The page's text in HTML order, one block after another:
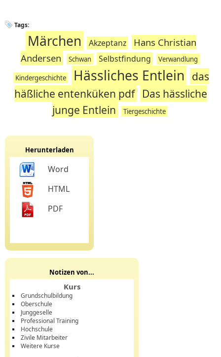
Tags:
Märchen Akzeptanz
Hans Christian
Andersen
Schwan Selbstfindung Verwandlung
Kindergeschichte Hässliches Entlein das
häßliche entenküken pdf
Das hässliche
junge Entlein
Tiergeschichte
Herunterladen
Word
HTML
PDF
Notizen von...
Kurs
Grundschulbildung
Oberschule
Junggeselle
Professional Training
Hochschule
Zivile Mitarbeiter
Weitere Kurse